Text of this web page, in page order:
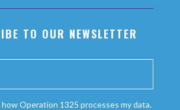
TO OUR NEWSLETTER
Operation 1325 processes my data.